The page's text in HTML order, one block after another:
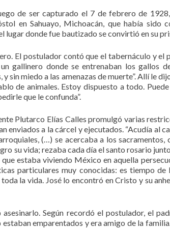
de ser capturado el 7 de febrero de
en Sahuayo, Michoacán, que había sido
lugar donde fue bautizado se convirtió en su
El postulador contó que el tabernáculo y el
gallinero donde se entrenaban los gallos
sin miedo a las amenazas de muerte”. Allí le
de animales. Estoy dispuesto a todo.
que le confunda”.
Plutarco Elías Calles promulgó varias
enviados a la cárcel y ejecutados. “Acudía al
(…) se acercaba a los sacramentos,
su vida; rezaba cada día el santo rosario
estaba viviendo México en aquella
particulares muy conocidas: es tiempo de
la vida. José lo encontró en Cristo y su
Según recordó el postulador, el
emparentados y era amigo de la